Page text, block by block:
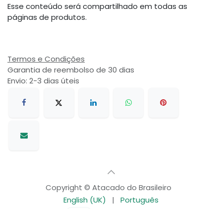
Esse conteúdo será compartilhado em todas as
páginas de produtos.
Termos e Condições
Garantia de reembolso de 30 dias
Envio: 2-3 dias úteis
Copyright © Atacado do Brasileiro
English (UK)
|
Português